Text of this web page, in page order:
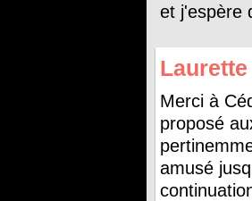
et j'espère
Laurette
Merci à
proposé
amusé